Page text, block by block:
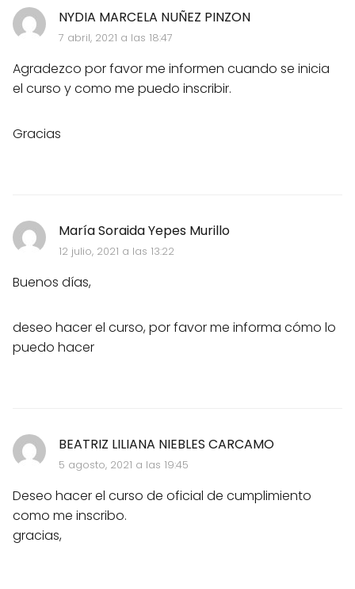
NYDIA MARCELA NUÑEZ PINZON
7 abril, 2021 a las 18:47
Agradezco por favor me informen cuando se inicia
el curso y como me puedo inscribir.
Gracias
María Soraida Yepes Murillo
12 julio, 2021 a las 13:22
Buenos días,
deseo hacer el curso, por favor me informa cómo lo
puedo hacer
BEATRIZ LILIANA NIEBLES CARCAMO
5 agosto, 2021 a las 19:45
Deseo hacer el curso de oficial de cumplimiento
como me inscribo.
gracias,